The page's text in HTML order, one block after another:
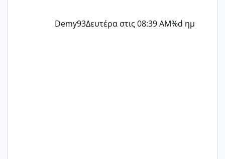
Demy93Δευτέρα στις 08:39 AM%d ημ